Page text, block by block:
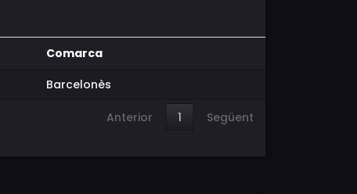
Comarca
Barcelonès
Anterior 1
Següent